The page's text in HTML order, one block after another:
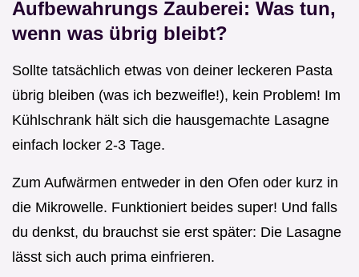
Aufbewahrungs Zauberei: Was tun,
wenn was übrig bleibt?
Sollte tatsächlich etwas von deiner leckeren Pasta
übrig bleiben (was ich bezweifle!), kein Problem! Im
Kühlschrank hält sich die hausgemachte Lasagne
einfach locker 2-3 Tage.
Zum Aufwärmen entweder in den Ofen oder kurz in
die Mikrowelle. Funktioniert beides super! Und falls
du denkst, du brauchst sie erst später: Die Lasagne
lässt sich auch prima einfrieren.